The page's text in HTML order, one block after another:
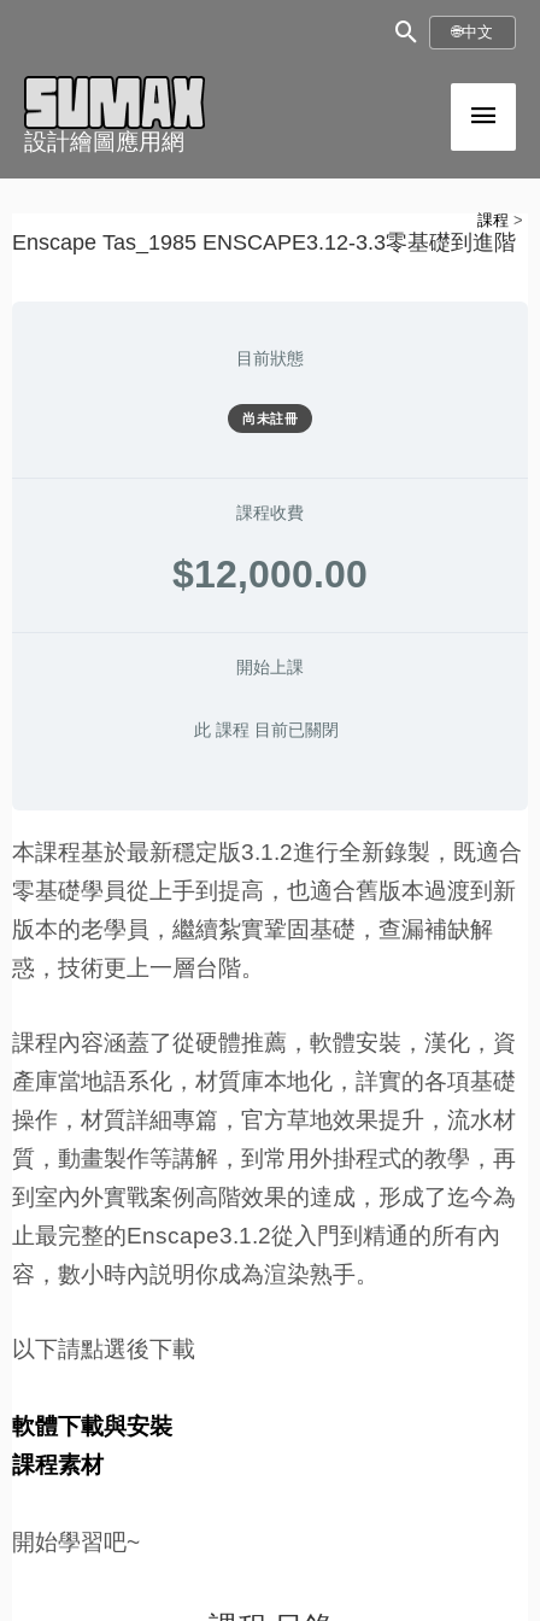
搜
🌐中文
設計繪圖應用網
主
選
單
課程
Enscape Tas_1985 ENSCAPE3.12-3.3零基礎到進階
目前狀態
尚未註冊
課程收費
$12,000.00
開始上課
此 課程 目前已關閉
本課程基於最新穩定版3.1.2進行全新錄製，既適合
零基礎學員從上手到提高，也適合舊版本過渡到新
版本的老學員，繼續紮實鞏固基礎，查漏補缺解
惑，技術更上一層台階。
課程內容涵蓋了從硬體推薦，軟體安裝，漢化，資
產庫當地語系化，材質庫本地化，詳實的各項基礎
操作，材質詳細專篇，官方草地效果提升，流水材
質，動畫製作等講解，到常用外掛程式的教學，再
到室內外實戰案例高階效果的達成，形成了迄今為
止最完整的Enscape3.1.2從入門到精通的所有內
容，數小時內説明你成為渲染熟手。
以下請點選後下載
軟體下載與安裝
課程素材
開始學習吧~
節
3.1